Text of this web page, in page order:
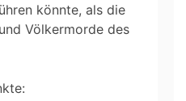
könnte, als die
Völkermorde des